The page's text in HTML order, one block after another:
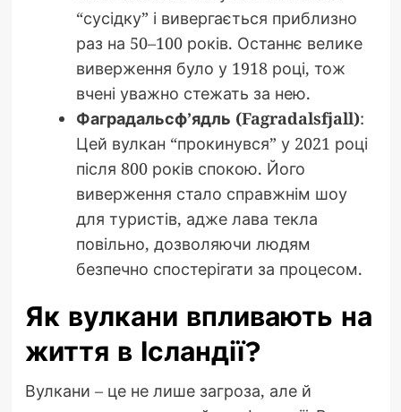
“сусідку” і вивергається приблизно
раз на 50–100 років. Останнє велике
виверження було у 1918 році, тож
вчені уважно стежать за нею.
Фаградальсф’ядль (Fagradalsfjall):
Цей вулкан “прокинувся” у 2021 році
після 800 років спокою. Його
виверження стало справжнім шоу
для туристів, адже лава текла
повільно, дозволяючи людям
безпечно спостерігати за процесом.
Як вулкани впливають на
життя в Ісландії?
Вулкани – це не лише загроза, але й